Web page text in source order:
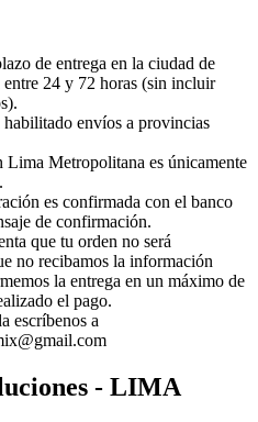
de entrega en la ciudad de
24 y 72 horas (sin incluir
habilitado envíos a provincias
Lima Metropolitana es únicamente
es confirmada con el banco
de confirmación.
que tu orden no será
no recibamos la información
la entrega en un máximo de
el pago.
escríbenos a
- LIMA